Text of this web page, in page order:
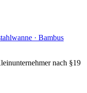
· Bambus
nach §19